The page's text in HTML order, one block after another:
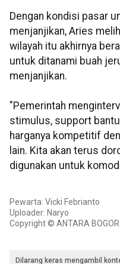
Dengan kondisi pasar
menjanjikan, Aries
wilayah itu akhirnya
untuk ditanami buah
menjanjikan.
"Pemerintah
stimulus, support
harganya kompetitif
lain. Kita akan terus
digunakan untuk
Pewarta: Vicki Febrianto
Uploader: Naryo
Copyright © ANTARA
Dilarang keras mengambil